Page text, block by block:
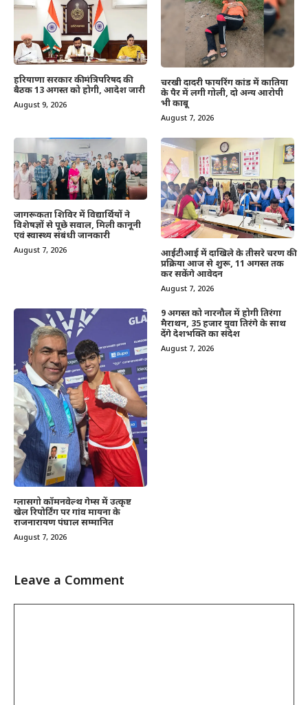
हरियाणा सरकार की मंत्रिपरिषद की
बैठक 13 अगस्त को होगी, आदेश जारी
August 9, 2026
चरखी दादरी फायरिंग कांड में कातिया
के पैर में लगी गोली, दो अन्य आरोपी
भी काबू
August 7, 2026
जागरूकता शिविर में विद्यार्थियों ने
विशेषज्ञों से पूछे सवाल, मिली कानूनी
एवं स्वास्थ्य संबंधी जानकारी
August 7, 2026
आईटीआई में दाखिले के तीसरे चरण की
प्रक्रिया आज से शुरू, 11 अगस्त तक
कर सकेंगे आवेदन
August 7, 2026
ग्लासगो कॉमनवेल्थ गेम्स में उत्कृष्ट
खेल रिपोर्टिंग पर गांव मायना के
राजनारायण पंघाल सम्मानित
August 7, 2026
9 अगस्त को नारनौल में होगी तिरंगा
मैराथन, 35 हजार युवा तिरंगे के साथ
देंगे देशभक्ति का संदेश
August 7, 2026
Leave a Comment